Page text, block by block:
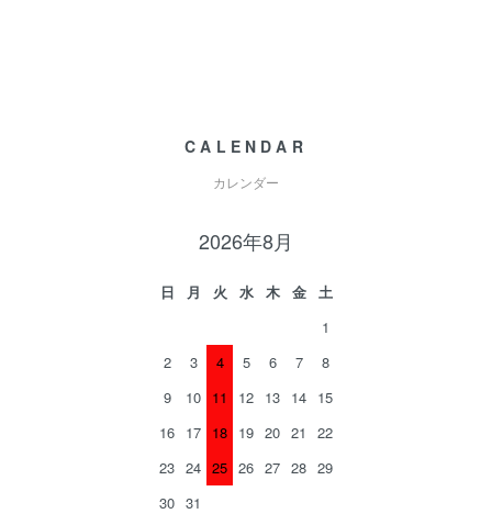
CALENDAR
カレンダー
2026年8月
日 月 火 水 木 金
土
1
2
3 4 5 6 7
8
9
10 11 12 13 14 15
16 17 18 19 20 21
22
23 24 25 26 27 28 29
30 31